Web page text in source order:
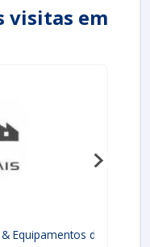
visitas em
Equipamentos de